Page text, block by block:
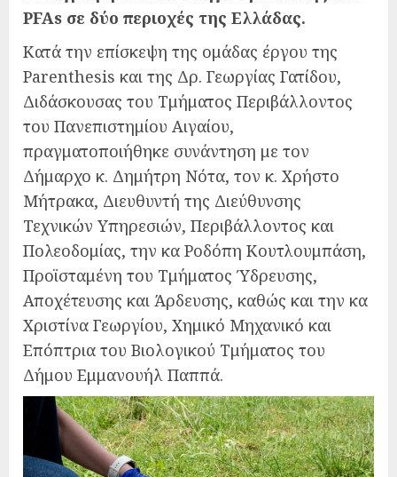
PFAs σε δύο περιοχές της Ελλάδας.
Κατά την επίσκεψη της ομάδας έργου της
Parenthesis και της Δρ. Γεωργίας Γατίδου,
Διδάσκουσας του Τμήματος Περιβάλλοντος
του Πανεπιστημίου Αιγαίου,
πραγματοποιήθηκε συνάντηση με τον
Δήμαρχο κ. Δημήτρη Νότα, τον κ. Χρήστο
Μήτρακα, Διευθυντή της Διεύθυνσης
Τεχνικών Υπηρεσιών, Περιβάλλοντος και
Πολεοδομίας, την κα Ροδόπη Κουτλουμπάση,
Προϊσταμένη του Τμήματος Ύδρευσης,
Αποχέτευσης και Άρδευσης, καθώς και την κα
Χριστίνα Γεωργίου, Χημικό Μηχανικό και
Επόπτρια του Βιολογικού Τμήματος του
Δήμου Εμμανουήλ Παππά.